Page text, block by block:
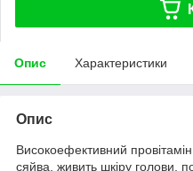
Опис Характеристики
Опис
Високоефективний
сяйва, живить шкіру голови,